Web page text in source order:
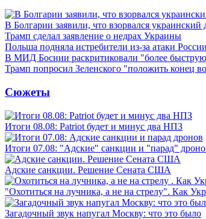
В Болгарии заявили, что взорвался украинский
Трамп сделал заявление о недрах Украины
Польша подняла истребители из-за атаки
В МИД Боснии раскритиковали "более
Трамп попросил Зеленского "положить конец
Сюжеты
Итоги 08.08: Patriot будет и минус два НПЗ
Итоги 07.08: "Адские" санкции и "парад"
Адские санкции. Решение Сената США
"Охотиться на лучника, а не на стрелу". Как
Загадочный звук напугал Москву: что это было